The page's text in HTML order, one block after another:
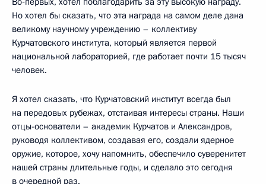
Но хотел бы сказать, что эта награда на самом деле дана
великому научному учреждению – коллективу
Курчатовского института, который является первой
национальной лабораторией, где работает почти 15 тысяч
человек.
Я хотел сказать, что Курчатовский институт всегда был
на передовых рубежах, отстаивая интересы страны. Наши
отцы-основатели – академик Курчатов и Александров,
руководя коллективом, создавая его, создали ядерное
оружие, которое, хочу напомнить, обеспечило суверенитет
нашей страны длительные годы, и сделало это сегодня
в очередной раз.